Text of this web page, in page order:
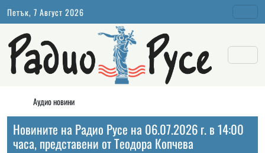
Петък, 7 Август 2026
Аудио новини
Новините на Радио Русе на 06.07.2026 г. в 14:00
часа, представени от Теодора Копчева